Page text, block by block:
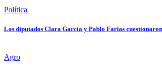
Política
Los diputados Clara García y Pablo Farías
Agro